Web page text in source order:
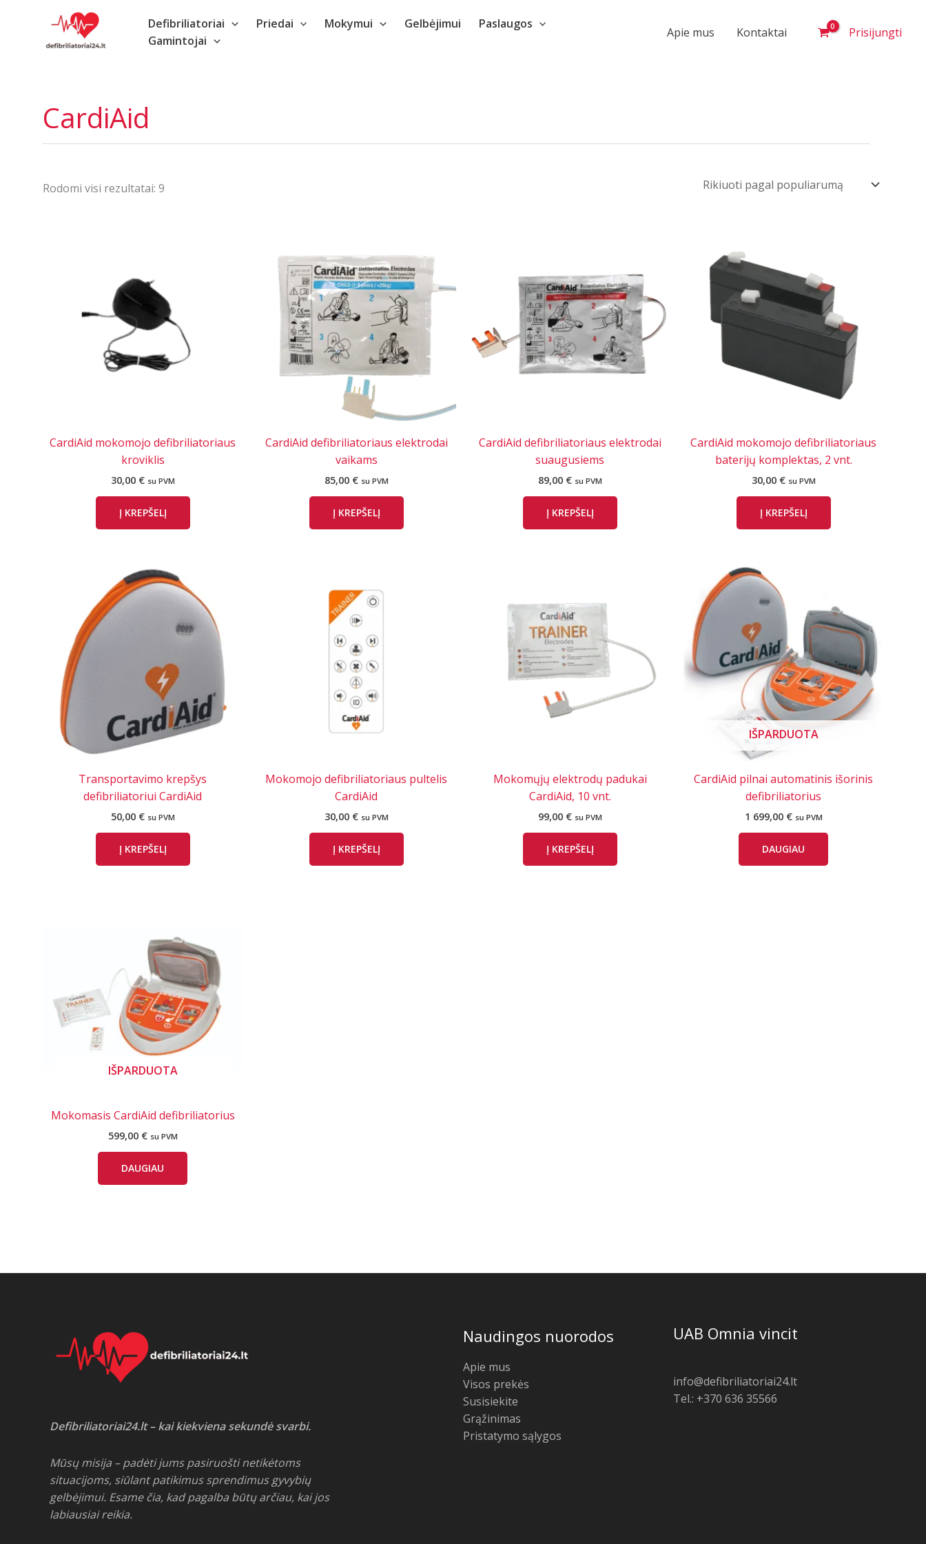
Defibriliatoriai Priedai Mokymui Gelbėjimui
Paslaugos
Gamintojai
Apie mus Kontaktai Prisijungti
CardiAid
Rodomi visi rezultatai: 9
CardiAid mokomojo defibriliatoriaus
kroviklis
30,00 € su PVM
Į KREPŠELĮ
CardiAid defibriliatoriaus elektrodai
vaikams
85,00 € su PVM
Į KREPŠELĮ
CardiAid defibriliatoriaus elektrodai
suaugusiems
89,00 € su PVM
Į KREPŠELĮ
CardiAid mokomojo defibriliatoriaus
baterijų komplektas, 2 vnt.
30,00 € su PVM
Į KREPŠELĮ
Transportavimo krepšys
defibriliatoriui CardiAid
50,00 € su PVM
Į KREPŠELĮ
Mokomojo defibriliatoriaus pultelis
CardiAid
30,00 € su PVM
Į KREPŠELĮ
Mokomųjų elektrodų padukai
CardiAid, 10 vnt.
99,00 € su PVM
Į KREPŠELĮ
IŠPARDUOTA
CardiAid pilnai automatinis išorinis
defibriliatorius
1 699,00 € su PVM
DAUGIAU
IŠPARDUOTA
Mokomasis CardiAid defibriliatorius
599,00 € su PVM
DAUGIAU
Defibriliatoriai24.lt – kai kiekviena sekundė svarbi.
Mūsų misija – padėti jums pasiruošti netikėtoms
situacijoms, siūlant patikimus sprendimus gyvybių
gelbėjimui. Esame čia, kad pagalba būtų arčiau, kai jos
labiausiai reikia.
Naudingos nuorodos
Apie mus
Visos prekės
Susisiekite
Grąžinimas
Pristatymo sąlygos
UAB Omnia vincit
info@defibriliatoriai24.lt
Tel.: +370 636 35566